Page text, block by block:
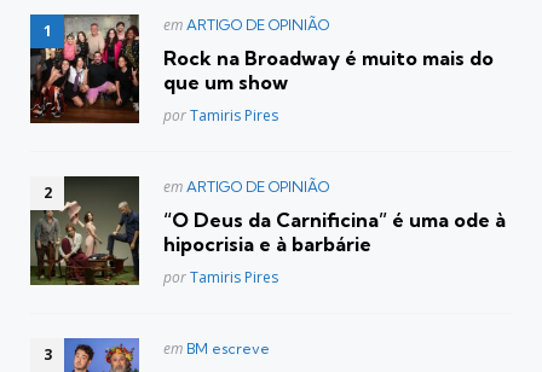
Postado
em ARTIGO DE OPINIÃO
Rock na Broadway é muito mais do
que um show
Posted
porTamiris Pires
Postado
em ARTIGO DE OPINIÃO
“O Deus da Carnificina” é uma ode à
hipocrisia e à barbárie
Posted
porTamiris Pires
Postado
em BM escreve